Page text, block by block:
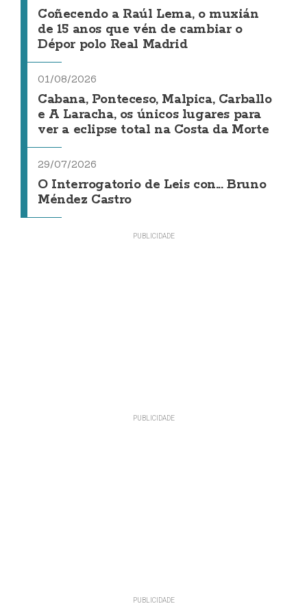
Coñecendo a Raúl Lema, o muxián
de 15 anos que vén de cambiar o
Dépor polo Real Madrid
01/08/2026
Cabana, Ponteceso, Malpica, Carballo
e A Laracha, os únicos lugares para
ver a eclipse total na Costa da Morte
29/07/2026
O Interrogatorio de Leis con... Bruno
Méndez Castro